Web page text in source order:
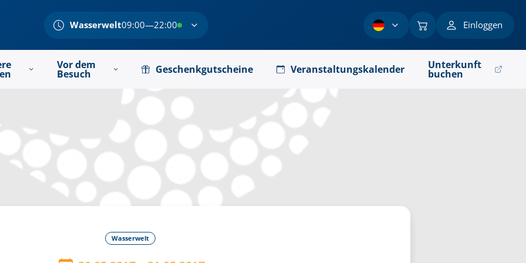
Wasserwelt09:00—22:00 Einloggen
Vor dem
Besuch Geschenkgutscheine Veranstaltungskalender Unterkunft
buchen
Wasserwelt